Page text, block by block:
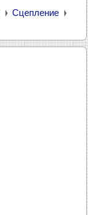
Сцепление